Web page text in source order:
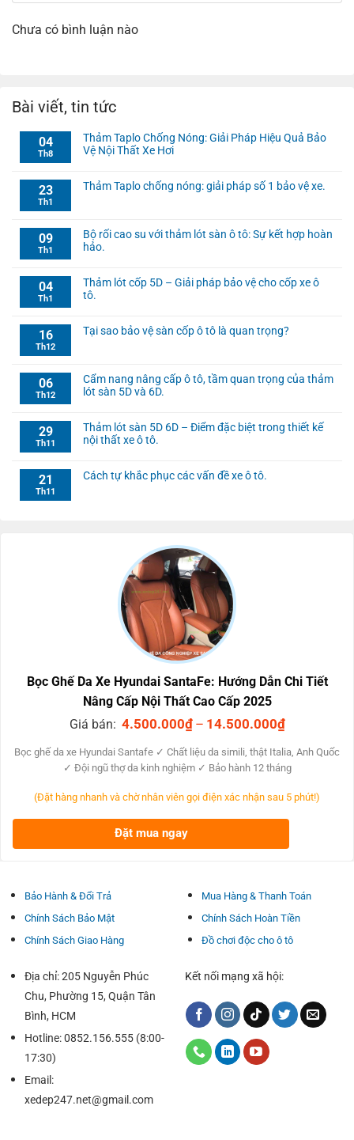
Chưa có bình luận nào
Bài viết, tin tức
04
Th8
Thảm Taplo Chống Nóng: Giải Pháp Hiệu Quả Bảo
Vệ Nội Thất Xe Hơi
23
Th1
Thảm Taplo chống nóng: giải pháp số 1 bảo vệ xe.
09
Th1
Bộ rối cao su với thảm lót sàn ô tô: Sự kết hợp hoàn
hảo.
04
Th1
Thảm lót cốp 5D – Giải pháp bảo vệ cho cốp xe ô
tô.
16
Th12
Tại sao bảo vệ sàn cốp ô tô là quan trọng?
06
Th12
Cẩm nang nâng cấp ô tô, tầm quan trọng của thảm
lót sàn 5D và 6D.
29
Th11
Thảm lót sàn 5D 6D – Điểm đặc biệt trong thiết kế
nội thất xe ô tô.
21
Th11
Cách tự khắc phục các vấn đề xe ô tô.
Bọc Ghế Da Xe Hyundai SantaFe: Hướng Dẫn Chi Tiết
Nâng Cấp Nội Thất Cao Cấp 2025
Giá bán: 4.500.000₫ – 14.500.000₫Khoảng
từ
4.500.000₫
đến
Bọc ghế da xe Hyundai Santafe ✓ Chất liệu da simili, thật Italia, Anh Quốc
✓ Đội ngũ thợ da kinh nghiệm ✓ Bảo hành 12 tháng
(Đặt hàng nhanh và chờ nhân viên gọi điện xác nhận sau 5 phút!)
Đặt mua ngay
Bảo Hành & Đổi Trả
Chính Sách Bảo Mật
Chính Sách Giao Hàng
Mua Hàng & Thanh Toán
Chính Sách Hoàn Tiền
Đồ chơi độc cho ô tô
Địa chỉ: 205 Nguyễn Phúc
Chu, Phường 15, Quận Tân
Bình, HCM
Hotline: 0852.156.555 (8:00-
17:30)
Email:
xedep247.net@gmail.com
Kết nối mạng xã hội: